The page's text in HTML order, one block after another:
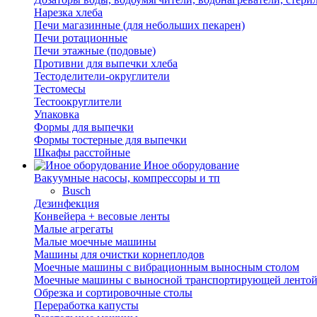
Нарезка хлеба
Печи магазинные (для небольших пекарен)
Печи ротационные
Печи этажные (подовые)
Противни для выпечки хлеба
Тестоделители-округлители
Тестомесы
Тестоокруглители
Упаковка
Формы для выпечки
Формы тостерные для выпечки
Шкафы расстойные
Иное оборудование
Вакуумные насосы, компрессоры и тп
Busch
Дезинфекция
Конвейера + весовые ленты
Малые агрегаты
Малые моечные машины
Машины для очистки корнеплодов
Моечные машины с вибрационным выносным столом
Моечные машины с выносной транспортирующей лентой
Обрезка и сортировочные столы
Переработка капусты